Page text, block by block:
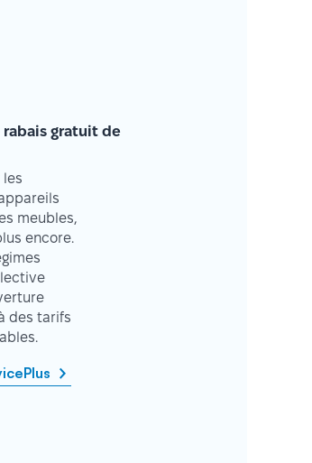
rabais gratuit de
les
meubles,
encore.
des tarifs